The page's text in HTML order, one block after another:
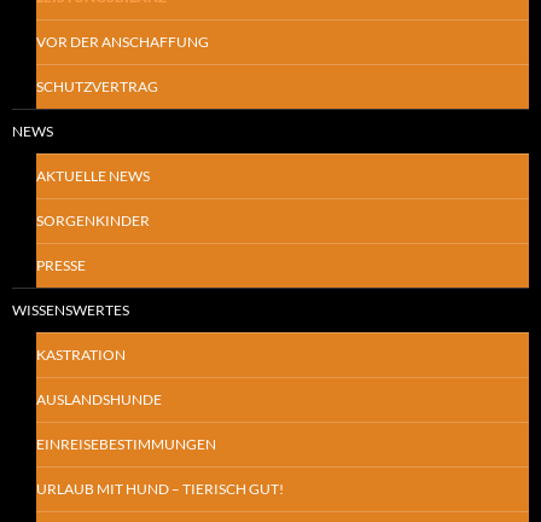
VOR DER ANSCHAFFUNG
SCHUTZVERTRAG
NEWS
AKTUELLE NEWS
SORGENKINDER
PRESSE
WISSENSWERTES
KASTRATION
AUSLANDSHUNDE
EINREISEBESTIMMUNGEN
URLAUB MIT HUND – TIERISCH GUT!